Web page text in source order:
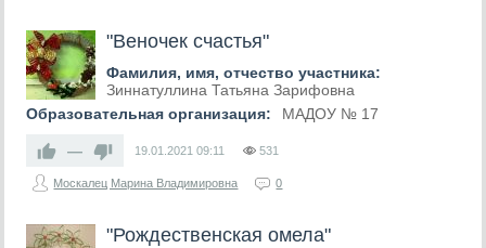
"Веночек счастья"
Фамилия, имя, отчество участника:
Зиннатуллина Татьяна Зарифовна
Образовательная организация:
МАДОУ № 17
— 19.01.2021 09:11 531
Москалец Марина Владимировна 0
"Рождественская омела"